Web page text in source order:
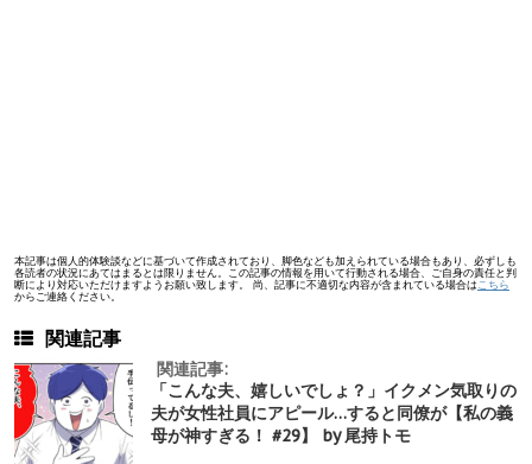
本記事は個人的体験談などに基づいて作成されており、脚色なども加えられている場合もあり、必ずしも
各読者の状況にあてはまるとは限りません。この記事の情報を用いて行動される場合、ご自身の責任と判
断により対応いただけますようお願い致します。 尚、記事に不適切な内容が含まれている場合はこちら
からご連絡ください。
関連記事
関連記事:
「こんな夫、嬉しいでしょ？」イクメン気取りの
夫が女性社員にアピール…すると同僚が【私の義
母が神すぎる！ #29】 by 尾持トモ